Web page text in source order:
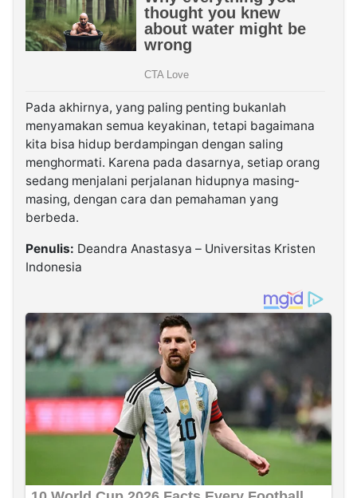
Pada akhirnya, yang paling penting bukanlah
menyamakan semua keyakinan, tetapi bagaimana
kita bisa hidup berdampingan dengan saling
menghormati. Karena pada dasarnya, setiap orang
sedang menjalani perjalanan hidupnya masing-
masing, dengan cara dan pemahaman yang
berbeda.
Penulis: Deandra Anastasya – Universitas Kristen
Indonesia